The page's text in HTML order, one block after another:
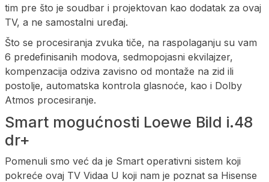
tim pre što je soudbar i projektovan kao dodatak za ovaj
TV, a ne samostalni uređaj.
Što se procesiranja zvuka tiče, na raspolaganju su vam
6 predefinisanih modova, sedmopojasni ekvilajzer,
kompenzacija odziva zavisno od montaže na zid ili
postolje, automatska kontrola glasnoće, kao i Dolby
Atmos procesiranje.
Smart mogućnosti Loewe Bild i.48
dr+
Pomenuli smo već da je Smart operativni sistem koji
pokreće ovaj TV Vidaa U koji nam je poznat sa Hisense